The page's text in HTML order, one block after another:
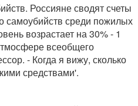
Россияне сводят счеты
самоубийств среди пожилых
возрастает на 30% - 1
всеобщего
- Когда я вижу, сколько
средствами'.